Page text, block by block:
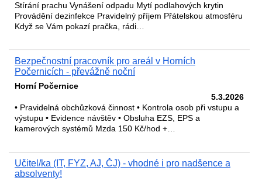
Stírání prachu Vynášení odpadu Mytí podlahových krytin
Provádění dezinfekce Pravidelný příjem Přátelskou atmosféru
Když se Vám pokazí pračka, rádi…
Bezpečnostní pracovník pro areál v Horních
Počernicích - převážně noční
Horní Počernice
5.3.2026
• Pravidelná obchůzková činnost • Kontrola osob při vstupu a
výstupu • Evidence návštěv • Obsluha EZS, EPS a
kamerových systémů Mzda 150 Kč/hod +…
Učitel/ka (IT, FYZ, AJ, ČJ) - vhodné i pro nadšence a
absolventy!